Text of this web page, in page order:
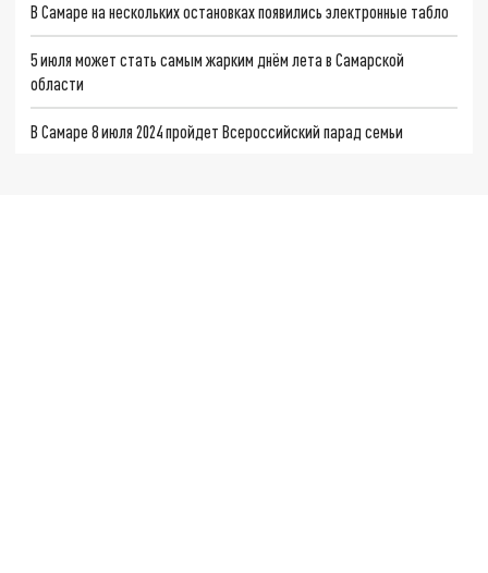
В Самаре на нескольких остановках появились электронные табло
5 июля может стать самым жарким днём лета в Самарской
области
В Самаре 8 июля 2024 пройдет Всероссийский парад семьи